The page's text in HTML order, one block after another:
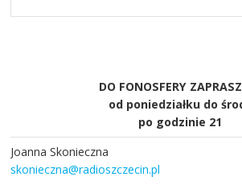
DO FONOSFERY
od poniedziałku do
po godzinie 21
Joanna Skonieczna
skonieczna@radioszczecin.pl